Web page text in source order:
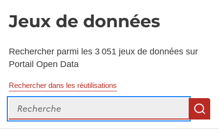
Jeux de données
Rechercher parmi les 3 051 jeux de données sur
Portail Open Data
Rechercher dans les réutilisations
Recherche